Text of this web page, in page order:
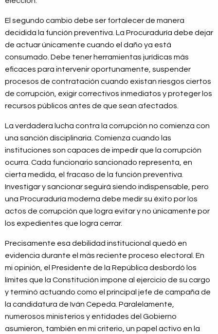
El segundo cambio debe ser fortalecer de manera
decidida la función preventiva. La Procuraduría debe dejar
de actuar únicamente cuando el daño ya está
consumado. Debe tener herramientas jurídicas más
eficaces para intervenir oportunamente, suspender
procesos de contratación cuando existan riesgos ciertos
de corrupción, exigir correctivos inmediatos y proteger los
recursos públicos antes de que sean afectados.
La verdadera lucha contra la corrupción no comienza con
una sanción disciplinaria. Comienza cuando las
instituciones son capaces de impedir que la corrupción
ocurra. Cada funcionario sancionado representa, en
cierta medida, el fracaso de la función preventiva.
Investigar y sancionar seguirá siendo indispensable, pero
una Procuraduría moderna debe medir su éxito por los
actos de corrupción que logra evitar y no únicamente por
los expedientes que logra cerrar.
Precisamente esa debilidad institucional quedó en
evidencia durante el más reciente proceso electoral. En
mi opinión, el Presidente de la República desbordó los
límites que la Constitución impone al ejercicio de su cargo
y terminó actuando como el principal jefe de campaña de
la candidatura de Iván Cepeda. Paralelamente,
numerosos ministerios y entidades del Gobierno
asumieron, también en mi criterio, un papel activo en la